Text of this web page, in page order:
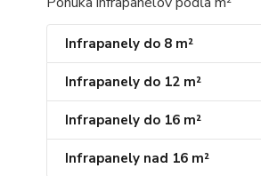
Infrapanely do 8 m²
Infrapanely do 12 m²
Infrapanely do 16 m²
Infrapanely nad 16 m²